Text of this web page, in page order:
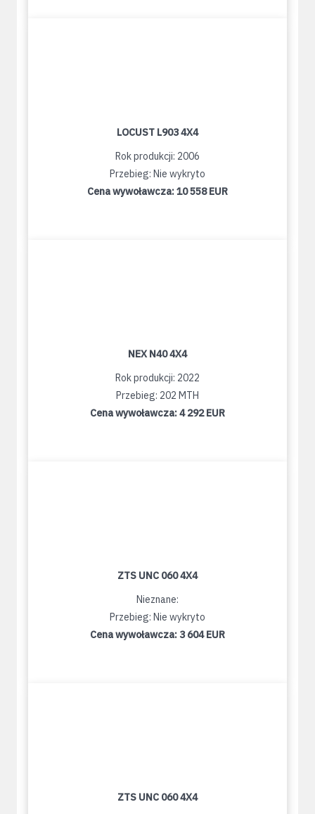
LOCUST L903 4X4
Rok produkcji: 2006
Przebieg: Nie wykryto
Cena wywoławcza:10 558 EUR
NEX N40 4X4
Rok produkcji: 2022
Przebieg: 202 MTH
Cena wywoławcza:4 292 EUR
ZTS UNC 060 4X4
Nieznane:
Przebieg: Nie wykryto
Cena wywoławcza: 3 604 EUR
ZTS UNC 060 4X4